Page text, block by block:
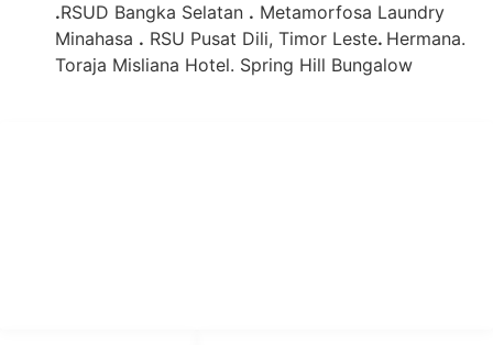
.RSUD Bangka Selatan . Metamorfosa Laundry
Minahasa . RSU Pusat Dili, Timor Leste. Hermana.
Toraja Misliana Hotel. Spring Hill Bungalow